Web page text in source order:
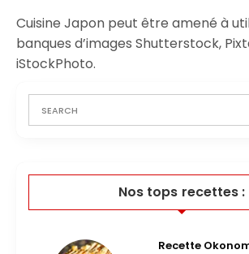
Cuisine Japon peut être amené à
banques d’images Shutterstock,
iStockPhoto.
Nos tops recettes :
Recette